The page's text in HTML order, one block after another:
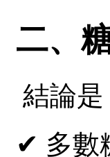
二、
結論是
✔ 多數